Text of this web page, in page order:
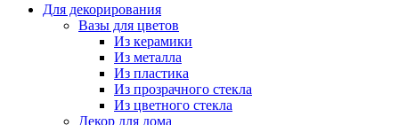
Для декорирования
Вазы для цветов
Из керамики
Из металла
Из пластика
Из прозрачного стекла
Из цветного стекла
Декор для дома